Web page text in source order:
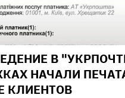
В
НАЧАЛИ
КЛИЕНТОВ